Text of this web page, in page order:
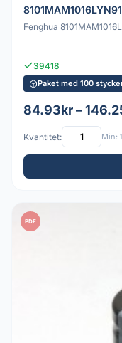
Fenghua
39418
Paket med 100
84.93kr –
Kvantitet: Min: 1
PDF